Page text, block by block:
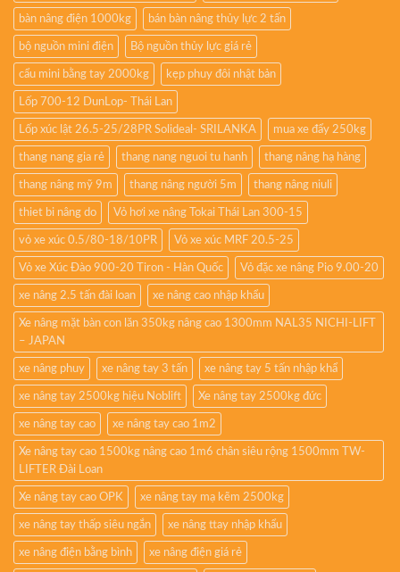
bàn nâng điện 1000kg bán bàn nâng thủy lực 2 tấn
bộ nguồn mini điện Bộ nguồn thủy lực giá rẻ
cẩu mini bằng tay 2000kg kẹp phuy đôi nhật bản
Lốp 700-12 DunLop- Thái Lan
Lốp xúc lật 26.5-25/28PR Solideal- SRILANKA mua xe đẩy 250kg
thang nang gia rẻ thang nang nguoi tu hanh thang nâng hạ hàng
thang nâng mỹ 9m thang nâng người 5m thang nâng niuli
thiet bi nâng do Vỏ hơi xe nâng Tokai Thái Lan 300-15
vỏ xe xúc 0.5/80-18/10PR Vỏ xe xúc MRF 20.5-25
Vỏ xe Xúc Đào 900-20 Tiron - Hàn Quốc Vỏ đặc xe nâng Pio 9.00-20
xe nâng 2.5 tấn đài loan xe nâng cao nhập khẩu
Xe nâng mặt bàn con lăn 350kg nâng cao 1300mm NAL35 NICHI-LIFT
– JAPAN
xe nâng phuy xe nâng tay 3 tấn xe nâng tay 5 tấn nhập khẩ
xe nâng tay 2500kg hiệu Noblift Xe nâng tay 2500kg đức
xe nâng tay cao xe nâng tay cao 1m2
Xe nâng tay cao 1500kg nâng cao 1m6 chân siêu rộng 1500mm TW-
LIFTER Đài Loan
Xe nâng tay cao OPK xe nâng tay mạ kẽm 2500kg
xe nâng tay thấp siêu ngắn xe nâng ttay nhập khẩu
xe nâng điện bằng bình xe nâng điện giá rẻ